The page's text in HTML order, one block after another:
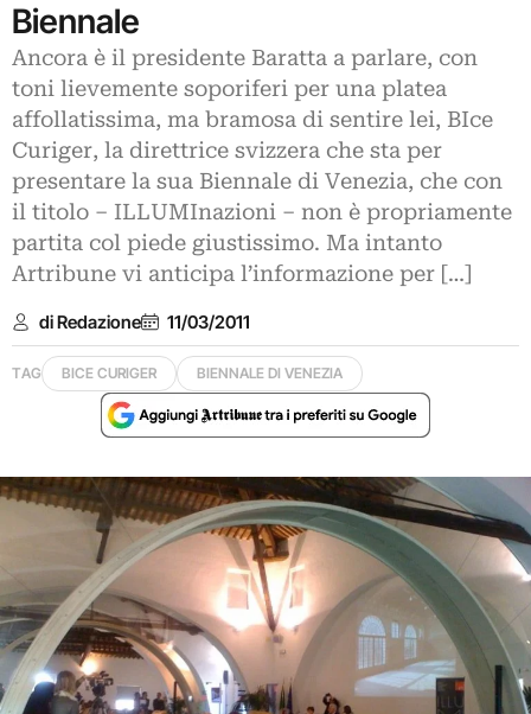
Biennale
Ancora è il presidente Baratta a parlare, con
toni lievemente soporiferi per una platea
affollatissima, ma bramosa di sentire lei, BIce
Curiger, la direttrice svizzera che sta per
presentare la sua Biennale di Venezia, che con
il titolo – ILLUMInazioni – non è propriamente
partita col piede giustissimo. Ma intanto
Artribune vi anticipa l’informazione per […]
di Redazione 11/03/2011
TAG BICE CURIGER BIENNALE DI VENEZIA